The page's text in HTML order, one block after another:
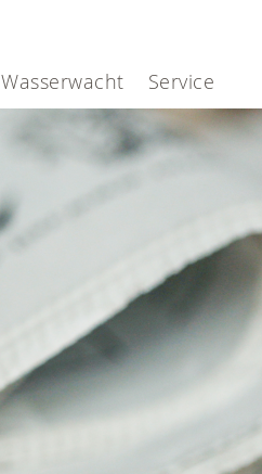
Wasserwacht Service